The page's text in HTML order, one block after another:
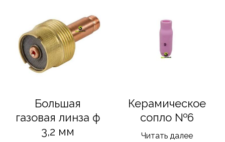
Большая
газовая линза ф
3,2 мм
Керамическое
сопло №6
Читать далее